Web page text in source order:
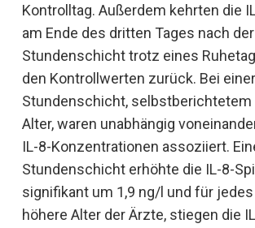
Kontrolltag. Außerdem kehrten die
am Ende des dritten Tages nach
Stundenschicht trotz eines
den Kontrollwerten zurück. Bei
Stundenschicht, selbstberichtetem
Alter, waren unabhängig
IL-8-Konzentrationen assoziiert.
Stundenschicht erhöhte die IL-8-
signifikant um 1,9 ng/l und für
höhere Alter der Ärzte, stiegen die